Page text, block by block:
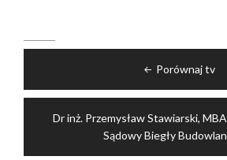
Porównaj tv
Dr inż. Przemysław Stawiarski,
Sądowy Biegły